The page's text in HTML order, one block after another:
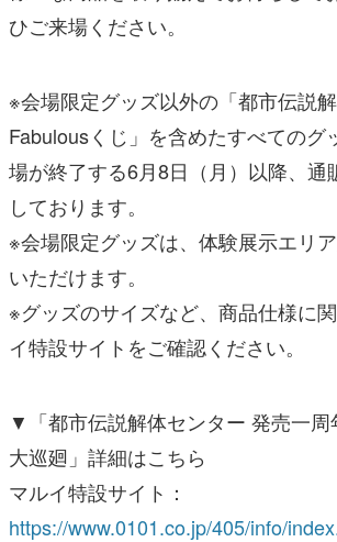
ひご来場ください。
※会場限定グッズ以外の「都市伝説
Fabulousくじ」を含めたすべてのグ
場が終了する6月8日（月）以降、通
しております。
※会場限定グッズは、体験展示エリ
いただけます。
※グッズのサイズなど、商品仕様に
イ特設サイトをご確認ください。
▼「都市伝説解体センター 発売一周
大巡廻」詳細はこちら
マルイ特設サイト：
https://www.0101.co.jp/405/info/